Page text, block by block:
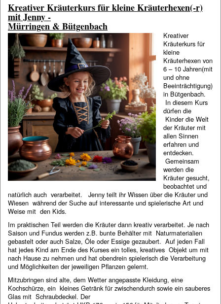
Kreativer Kräuterkurs für kleine Kräuterhexen(-r)
mit Jenny -
Mürringen & Bütgenbach
Kreativer
Kräuterkurs für
kleine
Kräuterhexen von
6 – 10 Jahren(mit
und ohne
Beeinträchtigung)
in Bütgenbach.
In diesem Kurs
dürfen die
Kinder die Welt
der Kräuter mit
allen Sinnen
erfahren und
entdecken.
Gemeinsam
werden die
Kräuter gesucht,
beobachtet und
natürlich auch verarbeitet. Jenny teilt ihr Wissen über die Kräuter und
Wiesen während der Suche auf interessante und spielerische Art und
Weise mit den Kids.
Im praktischen Teil werden die Kräuter dann kreativ verarbeitet. Je nach
Saison und Fundus werden z.B. bunte Behälter mit Naturmaterialien
gebastelt oder auch Salze, Öle oder Essige gezaubert. Auf jeden Fall
hat jedes Kind am Ende des Kurses ein tolles, kreatives Objekt um mit
nach Hause zu nehmen und hat obendrein spielerisch die Verarbeitung
und Möglichkeiten der jeweiligen Pflanzen gelernt.
Mitzubringen sind alte, dem Wetter angepasste Kleidung, eine
Kochschürze, ein kleines Getränk für zwischendurch sowie ein sauberes
Glas mit Schraubdeckel. Der